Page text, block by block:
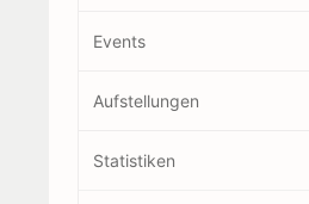
Events
Aufstellungen
Statistiken